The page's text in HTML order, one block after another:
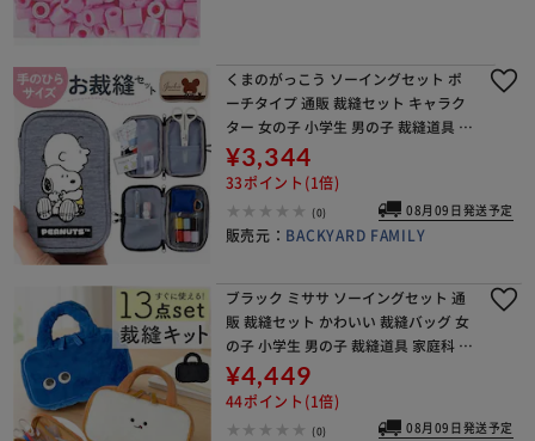
くまのがっこう ソーイングセット ポ
ーチタイプ 通販 裁縫セット キャラク
ター 女の子 小学生 男の子 裁縫道具 か
わいい 小学校 家庭科 おしゃれ 携帯 コ
ンパクト 持ち歩き 持ち運び 初心者 手
¥3,344
33ポイント(1倍)
(0) 08月09日発送予定
販売元： BACKYARD FAMILY
ブラック ミササ ソーイングセット 通
販 裁縫セット かわいい 裁縫バッグ 女
の子 小学生 男の子 裁縫道具 家庭科 お
しゃれ 小学校 キッズ 携帯 コンパクト
持ち歩き 持ち運び 初心者 手芸 衣類
¥4,449
44ポイント(1倍)
(0) 08月09日発送予定